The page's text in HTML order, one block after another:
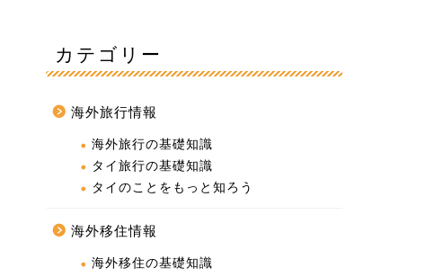
カテゴリー
海外旅行情報
海外旅行の基礎知識
タイ旅行の基礎知識
タイのことをもっと知ろう
海外移住情報
海外移住の基礎知識